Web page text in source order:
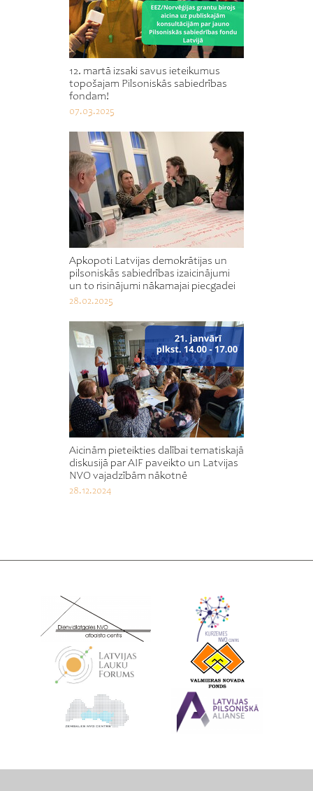
12. martā izsaki savus ieteikumus
topošajam Pilsoniskās sabiedrības
fondam!
07.03.2025
Apkopoti Latvijas demokrātijas un
pilsoniskās sabiedrības izaicinājumi
un to risinājumi nākamajai piecgadei
28.02.2025
Aicinām pieteikties dalībai tematiskajā
diskusijā par AIF paveikto un Latvijas
NVO vajadzībām nākotnē
28.12.2024